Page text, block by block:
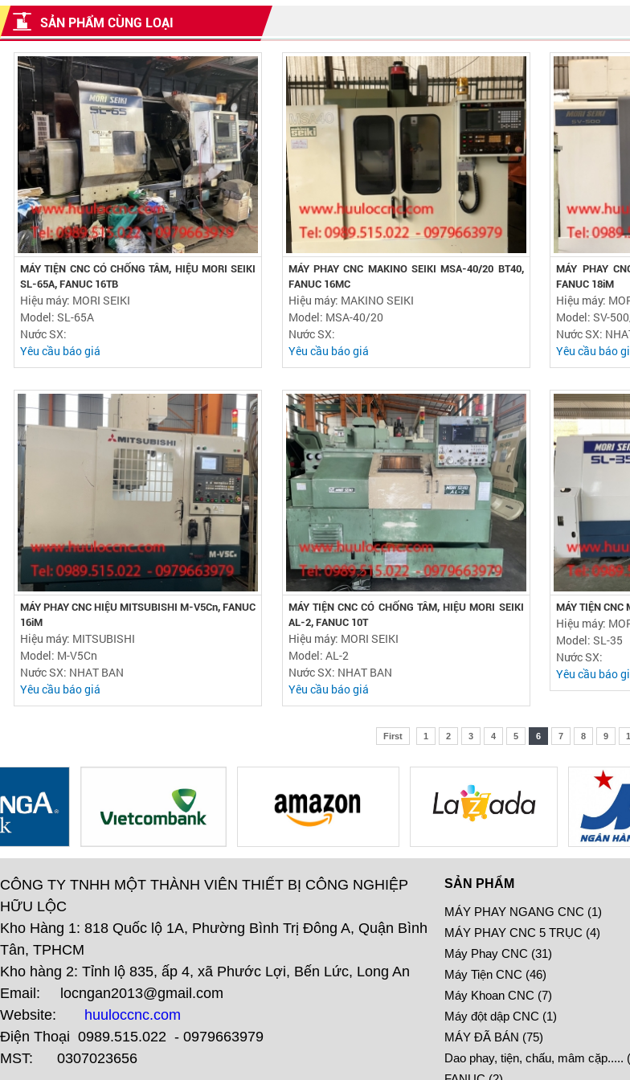
SẢN PHẨM CÙNG LOẠI
MÁY TIỆN CNC CÓ CHỐNG TÂM, HIỆU MORI SEIKI
SL-65A, FANUC 16TB
Hiệu máy: MORI SEIKI
Model: SL-65A
Nước SX:
Yêu cầu báo giá
MÁY PHAY CNC MAKINO SEIKI MSA-40/20 BT40,
FANUC 16MC
Hiệu máy: MAKINO SEIKI
Model: MSA-40/20
Nước SX:
Yêu cầu báo giá
MÁY PHAY
FANUC 18iM
Hiệu máy:
Model: SV-
Nước SX:
Yêu cầu báo
MÁY PHAY CNC HIỆU MITSUBISHI M-V5Cn, FANUC
16iM
Hiệu máy: MITSUBISHI
Model: M-V5Cn
Nước SX: NHAT BAN
Yêu cầu báo giá
MÁY TIỆN CNC CÓ CHỐNG TÂM, HIỆU MORI SEIKI
AL-2, FANUC 10T
Hiệu máy: MORI SEIKI
Model: AL-2
Nước SX: NHAT BAN
Yêu cầu báo giá
MÁY TIỆN CNC
Hiệu máy:
Model: SL-35
Nước SX:
Yêu cầu báo
First 1 2 3 4 5 6 7 8 9
CÔNG TY TNHH MỘT THÀNH VIÊN THIẾT BỊ CÔNG NGHIỆP
HỮU LỘC
Kho Hàng 1: 818 Quốc lộ 1A, Phường Bình Trị Đông A, Quận Bình
Tân, TPHCM
Kho hàng 2: Tỉnh lộ 835, ấp 4, xã Phước Lợi, Bến Lức, Long An
Email: locngan2013@gmail.com
Website: huuloccnc.com
Điện Thoại 0989.515.022 - 0979663979
MST: 0307023656
SẢN PHẨM
MÁY PHAY NGANG CNC (1)
MÁY PHAY CNC 5 TRỤC (4)
Máy Phay CNC (31)
Máy Tiện CNC (46)
Máy Khoan CNC (7)
Máy đột dập CNC (1)
MÁY ĐÃ BÁN (75)
Dao phay, tiện, chấu, mâm cặp.....